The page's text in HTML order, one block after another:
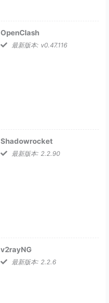
OpenClash
最新版本: v0.47.116
Shadowrocket
最新版本: 2.2.90
v2rayNG
最新版本: 2.2.6